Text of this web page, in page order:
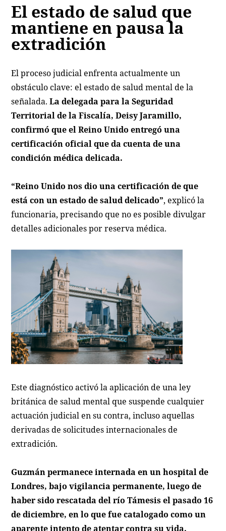
El estado de salud que
mantiene en pausa la
extradición
El proceso judicial enfrenta actualmente un
obstáculo clave: el estado de salud mental de la
señalada.La delegada para la Seguridad
Territorial de la Fiscalía, Deisy Jaramillo,
confirmó que el Reino Unido entregó una
certificación oficial que da cuenta de una
condición médica delicada.
“Reino Unido nos dio una certificación de que
está con un estado de salud delicado”, explicó la
funcionaria, precisando que no es posible divulgar
detalles adicionales por reserva médica.
Este diagnóstico activó la aplicación de una ley
británica de salud mental que suspende cualquier
actuación judicial en su contra, incluso aquellas
derivadas de solicitudes internacionales de
extradición.
Guzmán permanece internada en un hospital de
Londres, bajo vigilancia permanente, luego de
haber sido rescatada del río Támesis el pasado 16
de diciembre, en lo que fue catalogado como un
aparente intento de atentar contra su vida.